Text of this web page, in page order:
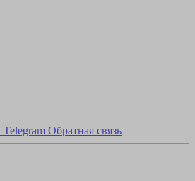
Telegram Обратная связь